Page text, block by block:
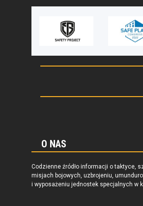
O NAS
Codzienne źródło informacji o taktyce,
misjach bojowych, uzbrojeniu,
i wyposażeniu jednostek specjalnych w